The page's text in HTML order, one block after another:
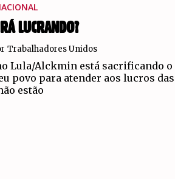
LUCRANDO?
Trabalhadores Unidos
Lula/Alckmin está sacrificando o
povo para atender aos lucros das
estão